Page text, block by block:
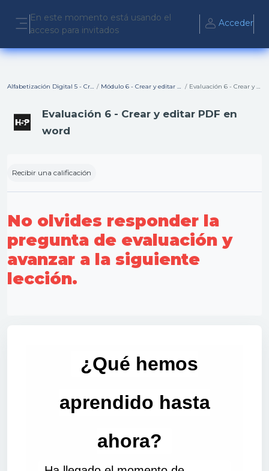
Panel lateral
En este momento está usando el
acceso para invitados
Acceder
Alfabetización Digital 5 - Crear Contenido Digital Módulo 6 - Crear y editar archivos PDF en Word Evaluación 6 - Crear y editar PDF en word
Evaluación 6 - Crear y editar PDF en
word
Recibir una calificación
No olvides responder la
pregunta de evaluación y
avanzar a la siguiente
lección.